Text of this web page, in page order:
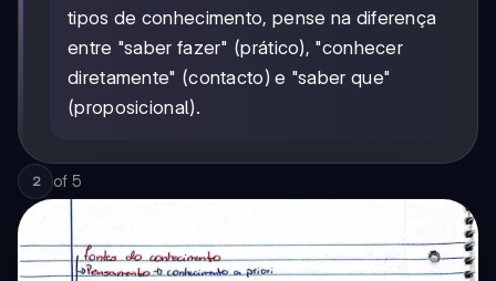
tipos de conhecimento, pense na diferença
entre "saber fazer" (prático), "conhecer
diretamente" (contacto) e "saber que"
(proposicional).
2 of 5